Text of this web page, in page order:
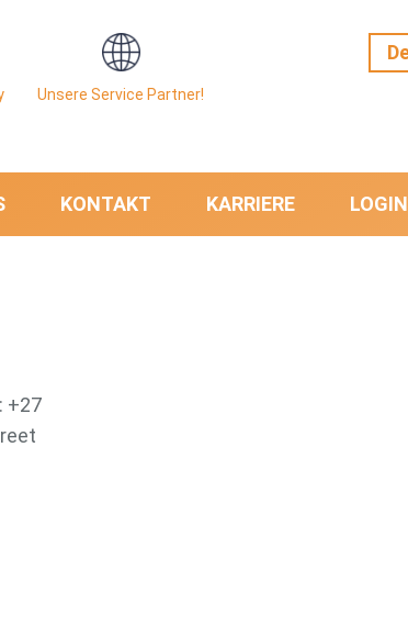
Unsere Service Partner!
KONTAKT KARRIERE LOGIN
+27